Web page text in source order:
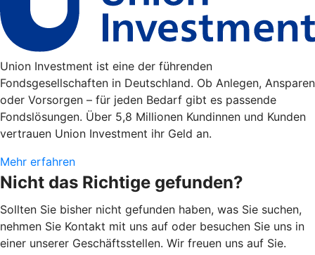
Union Investment ist eine der führenden
Fondsgesellschaften in Deutschland. Ob Anlegen, Ansparen
oder Vorsorgen – für jeden Bedarf gibt es passende
Fondslösungen. Über 5,8 Millionen Kundinnen und Kunden
vertrauen Union Investment ihr Geld an.
Mehr erfahren
Nicht das Richtige gefunden?
Sollten Sie bisher nicht gefunden haben, was Sie suchen,
nehmen Sie Kontakt mit uns auf oder besuchen Sie uns in
einer unserer Geschäftsstellen. Wir freuen uns auf Sie.